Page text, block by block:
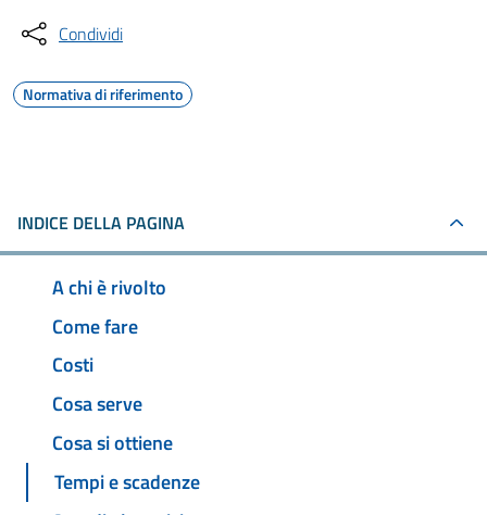
Condividi
Normativa di riferimento
INDICE DELLA PAGINA
A chi è rivolto
Come fare
Costi
Cosa serve
Cosa si ottiene
Tempi e scadenze